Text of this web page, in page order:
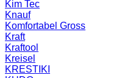
Kim Tec
Knauf
Komfortabel Gross
Kraft
Kraftool
Kreisel
KRESTIKI